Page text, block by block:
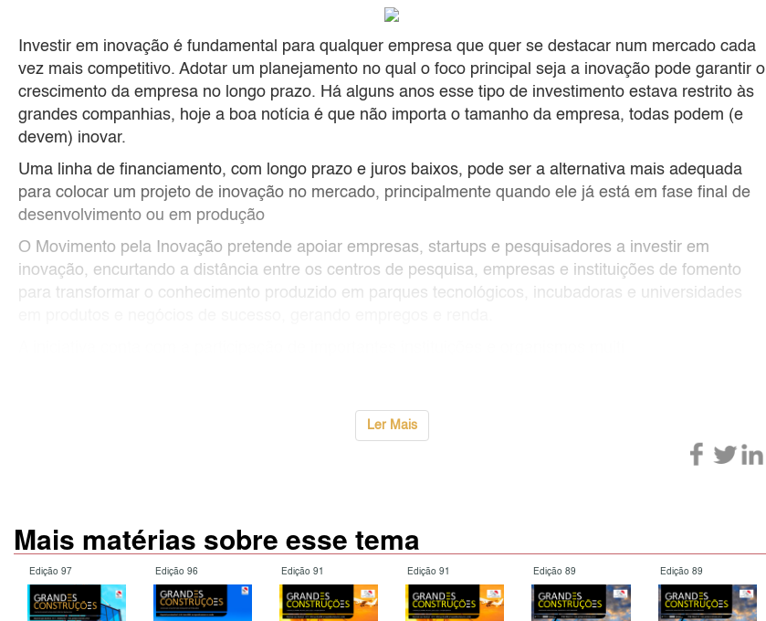
Investir em inovação é fundamental para qualquer empresa que quer se destacar num mercado cada
vez mais competitivo. Adotar um planejamento no qual o foco principal seja a inovação pode garantir o
crescimento da empresa no longo prazo. Há alguns anos esse tipo de investimento estava restrito às
grandes companhias, hoje a boa notícia é que não importa o tamanho da empresa, todas podem (e
devem) inovar.
Uma linha de financiamento, com longo prazo e juros baixos, pode ser a alternativa mais adequada
para colocar um projeto de inovação no mercado, principalmente quando ele já está em fase final de
desenvolvimento ou em produção
O Movimento pela Inovação pretende apoiar empresas, startups e pesquisadores a investir em
inovação, encurtando a distância entre os centros de pesquisa, empresas e instituições de fomento
para transformar o conhecimento produzido em parques tecnológicos, incubadoras e universidades
Ler Mais
Mais matérias sobre esse tema
Edição 97 Edição 96 Edição 91 Edição 91 Edição 89 Edição 89